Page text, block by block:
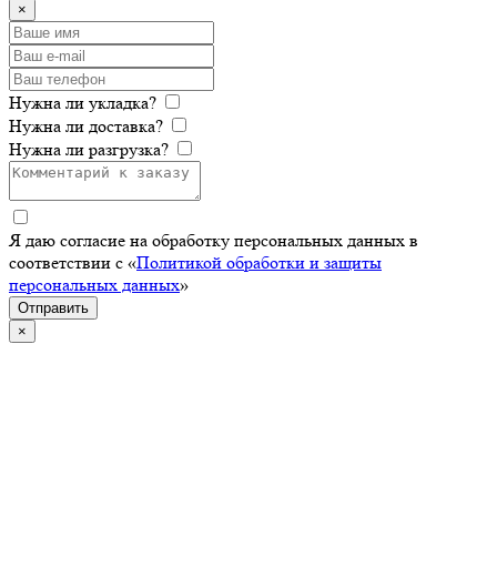
×
Нужна ли укладка?
Нужна ли доставка?
Нужна ли разгрузка?
Я даю согласие на обработку персональных данных в
соответствии с «Политикой обработки и защиты
персональных данных»
Отправить
×